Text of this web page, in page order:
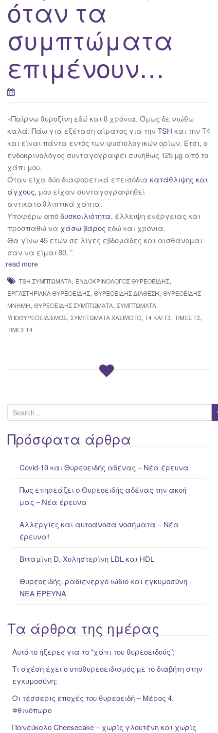
όταν τα
συμπτώματα
επιμένουν…
«Παίρνω θυροξίνη εδώ και 8 χρόνια. Όμως δε νιώθω
καλά. Πάω για εξέταση αίματος για την TSH και την T4
και είναι πάντα εντός των φυσιολογικών ορίων. Έτσι, ο
ενδοκρινολόγος συνταγογραφεί συνήθως 125 µg από το
χάπι μου.
Όταν είχα δύο διαφορετικά επεισόδια κατάθλιψης και
άγχους, μου είχαν συνταγογραφηθεί
αντικαταθλιπτικά χάπια.
Υποφέρω απόδυσκοιλιότητα, έλλειψη ενέργειας και
προσπαθώ να χάσω βάρος εδώ και χρόνια.
Θα γίνω 45 ετών σε λίγες εβδομάδες και αισθάνομαι
σαν να είμαι 80. ”
read more
TSH ΣΥΜΠΤΏΜΑΤΑ, ΕΝΔΟΚΡΙΝΟΛΌΓΟΣ ΘΥΡΕΟΕΙΔΉΣ,
ΕΡΓΑΣΤΗΡΙΑΚΆ ΘΥΡΕΟΕΙΔΉΣ, ΘΥΡΕΟΕΙΔΉΣ ΔΙΆΘΕΣΗ, ΘΥΡΕΟΕΙΔΉΣ
ΜΝΉΜΗ, ΘΥΡΕΟΕΙΔΉΣ ΣΥΜΠΤΏΜΑΤΑ, ΣΥΜΠΤΏΜΑΤΑ
ΥΠΟΘΥΡΕΟΕΙΔΙΣΜΌΣ, ΣΥΜΠΤΏΜΑΤΑ ΧΑΣΙΜΌΤΟ, Τ4 ΚΑΙ Τ3, ΤΙΜΈΣ Τ3,
ΤΙΜΈΣ Τ4
e
a
rΠρόσφατα άρθρα
Covid-19 και Θυρεοειδής αδένας – Νέα έρευνα
Πως επηρεάζει ο Θυρεοειδής αδένας την ακοή
μας – Νέα έρευνα
Αλλεργίες και αυτοάνοσα νοσήματα – Νέα
έρευνα!
Βιταμίνη D, Χοληστερίνη LDL και HDL
Θυρεοειδής, ραδιενεργό ιώδιο και εγκυμοσύνη –
ΝΕΑ ΈΡΕΥΝΑ
Τα άρθρα της ημέρας
Αυτό το ήξερες για το “χάπι του θυρεοειδούς”;
Τι σχέση έχει ο υποθυρεοειδισμός με το διαβήτη στην
εγκυμοσύνη;
Οι τέσσερις εποχές του θυρεοειδή – Μέρος 4.
Φθινόπωρο
Πανεύκολο Cheesecake – χωρίς γλουτένη και χωρίς